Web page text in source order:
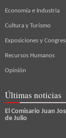
Economía e Industria
Cultura y Turismo
Exposiciones y
Recursos Humanos
Opinión
Últimas noticias
El Comisario Juan
de Julio